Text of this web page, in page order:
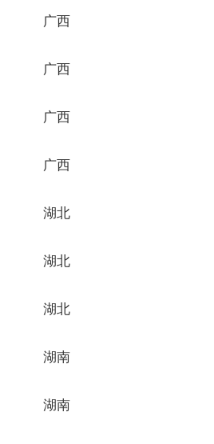
广西
广西
广西
广西
湖北
湖北
湖北
湖南
湖南